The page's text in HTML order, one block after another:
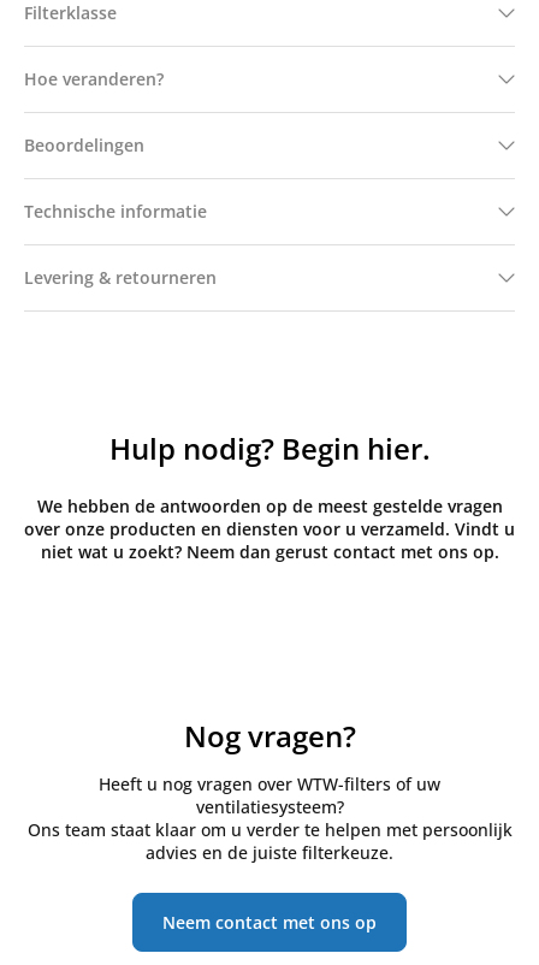
Filterklasse
Hoe veranderen?
Beoordelingen
Technische informatie
Levering & retourneren
Hulp nodig? Begin hier.
We hebben de antwoorden op de meest gestelde vragen
over onze producten en diensten voor u verzameld. Vindt u
niet wat u zoekt? Neem dan gerust contact met ons op.
Nog vragen?
Heeft u nog vragen over WTW-filters of uw
ventilatiesysteem?
Ons team staat klaar om u verder te helpen met persoonlijk
advies en de juiste filterkeuze.
Neem contact met ons op